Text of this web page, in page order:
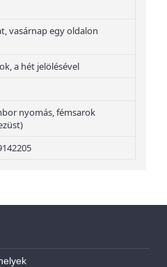
vasárnap egy oldalon
a hét jelölésével
nyomás, fémsarok